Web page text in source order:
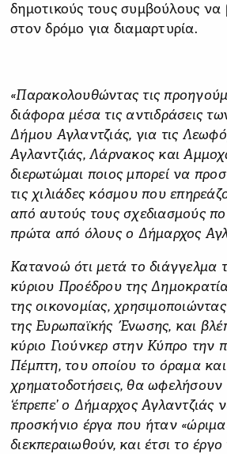
δημοτικούς τους συμβούλους να
στον δρόμο για διαμαρτυρία.
«Παρακολουθώντας τις
διάφορα μέσα τις αντιδράσεις
Δήμου Αγλαντζιάς, για τις
Αγλαντζιάς, Λάρνακος και
διερωτώμαι ποιος μπορεί να
τις χιλιάδες κόσμου που
από αυτούς τους σχεδιασμούς
πρώτα από όλους ο Δήμαρχος
Κατανοώ ότι μετά το διάγγελμα
κύριου Προέδρου της
της οικονομίας,
της Ευρωπαϊκής Ένωσης, και
κύριο Γιούνκερ στην Κύπρο την
Πέμπτη, του οποίου το όραμα και
χρηματοδοτήσεις, θα ωφελήσουν
‘έπρεπε’ ο Δήμαρχος Αγλαντζιάς
προσκήνιο έργα που ήταν
διεκπεραιωθούν, και έτσι το έργο